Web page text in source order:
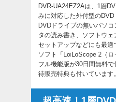
DVR-UA24EZ2Aは、1層
みに対応した外付型のDVD
DVDドライブの無いパソ
タの読み書き、ソフトウ
セットアップなどにも最
ソフト「LoiLoScope 2（
フル機能版が30日間無料
待販売特典も付いています。